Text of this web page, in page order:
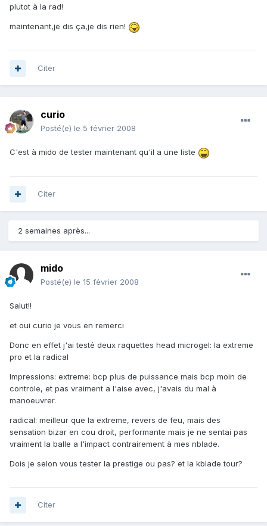
plutot à la rad!
maintenant,je dis ça,je dis rien!
Citer
curio
Posté(e) le 5 février 2008
C'est à mido de tester maintenant qu'il a une liste
Citer
2 semaines après...
mido
Posté(e) le 15 février 2008
Salut!!
et oui curio je vous en remerci
Donc en effet j'ai testé deux raquettes head microgel: la extreme
pro et la radical
Impressions: extreme: bcp plus de puissance mais bcp moin de
controle, et pas vraiment a l'aise avec, j'avais du mal à
manoeuvrer.
radical: meilleur que la extreme, revers de feu, mais des
sensation bizar en cou droit, performante mais je ne sentai pas
vraiment la balle a l'impact contrairement à mes nblade.
Dois je selon vous tester la prestige ou pas? et la kblade tour?
Citer